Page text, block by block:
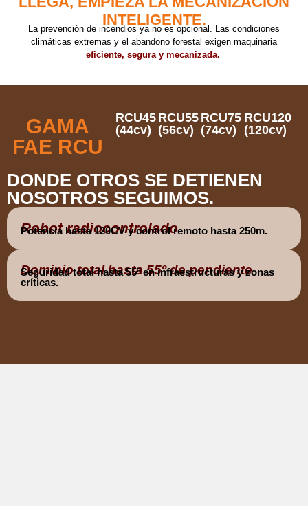
INTELIGENTE.
La prevención de incendios ya no es opcional. Las condiciones
climáticas extremas y el abandono forestal exigen maquinaria
eficiente, segura y mecanizada.
GAMA
FAE RCU
RCU45
(44cv)
RCU55
(56cv)
RCU75
(74cv)
RCU120
(120cv)
DONDE OTROS SE DETIENEN
NOSOTROS SEGUIMOS.
Robot radiocontrolado
Potencia hasta 120CV y control remoto hasta 250m.
Dominio total hasta 55º de pendiente
Seguridad total hasta 55º en infraestructuras y zonas
críticas.